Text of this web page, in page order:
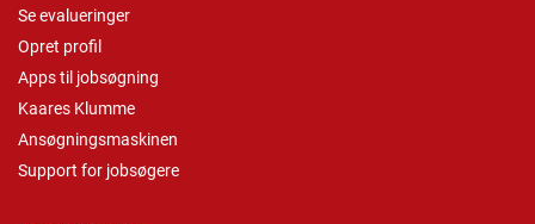
Se evalueringer
Opret profil
Apps til jobsøgning
Kaares Klumme
Ansøgningsmaskinen
Support for jobsøgere